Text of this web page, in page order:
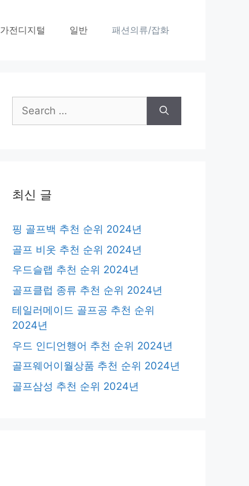
가전디지털 일반 패션의류/잡화
Search
for:
최신 글
핑 골프백 추천 순위 2024년
골프 비옷 추천 순위 2024년
우드슬랩 추천 순위 2024년
골프클럽 종류 추천 순위 2024년
테일러메이드 골프공 추천 순위
2024년
우드 인디언행어 추천 순위 2024년
골프웨어이월상품 추천 순위 2024년
골프삼성 추천 순위 2024년